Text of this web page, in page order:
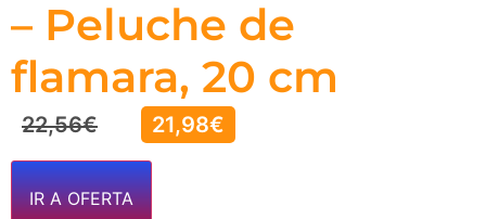
– Peluche de
flamara, 20 cm
22,56€ 21,98€
IR A OFERTA